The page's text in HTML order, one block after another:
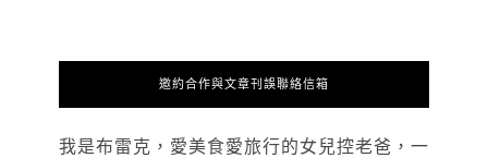
邀約合作與文章刊誤聯絡信箱
我是布雷克，愛美食愛旅行的女兒控老爸，一